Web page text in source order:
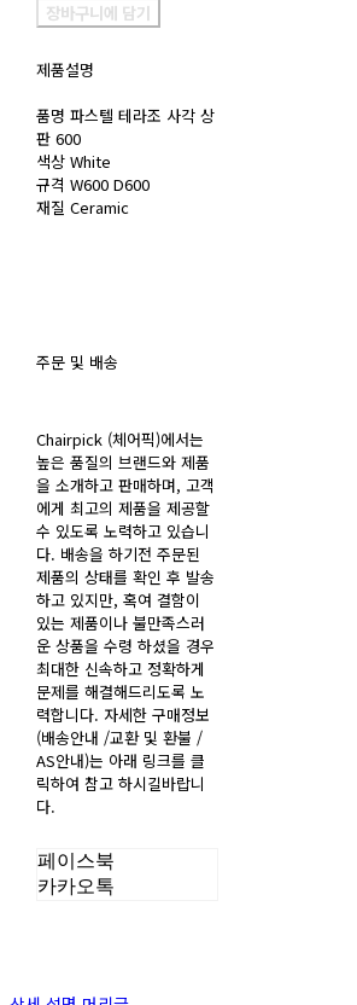
장바구니에 담기
제품설명
품명 파스텔 테라조 사각 상
판 600
색상 White
규격 W600 D600
재질 Ceramic
주문 및 배송
Chairpick (체어픽)에서는
높은 품질의 브랜드와 제품
을 소개하고 판매하며, 고객
에게 최고의 제품을 제공할
수 있도록 노력하고 있습니
다. 배송을 하기전 주문된
제품의 상태를 확인 후 발송
하고 있지만, 혹여 결함이
있는 제품이나 불만족스러
운 상품을 수령 하셨을 경우
최대한 신속하고 정확하게
문제를 해결해드리도록 노
력합니다. 자세한 구매정보
(배송안내 /교환 및 환불 /
AS안내)는 아래 링크를 클
릭하여 참고 하시길바랍니
다.
페이스북
카카오톡